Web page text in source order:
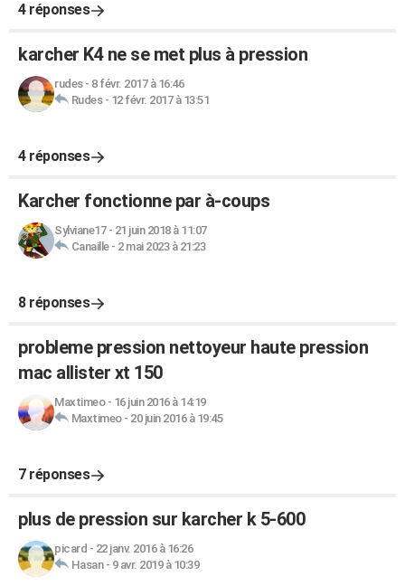
4 réponses
karcher K4 ne se met plus à pression
rudes- 8 févr. 2017 à 16:46
Rudes- 12 févr. 2017 à 13:51
4 réponses
Karcher fonctionne par à-coups
Sylviane17- 21 juin 2018 à 11:07
Canaille- 2 mai 2023 à 21:23
8 réponses
probleme pression nettoyeur haute pression
mac allister xt 150
Maxtimeo- 16 juin 2016 à 14:19
Maxtimeo- 20 juin 2016 à 19:45
7 réponses
plus de pression sur karcher k 5-600
picard - 22 janv. 2016 à 16:26
Hasan- 9 avr. 2019 à 10:39